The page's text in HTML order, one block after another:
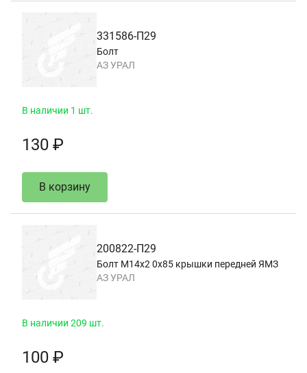
331586-П29
Болт
АЗ УРАЛ
В наличии 1 шт.
130 ₽
В корзину
200822-П29
Болт М14х2 0х85 крышки передней ЯМЗ
АЗ УРАЛ
В наличии 209 шт.
100 ₽